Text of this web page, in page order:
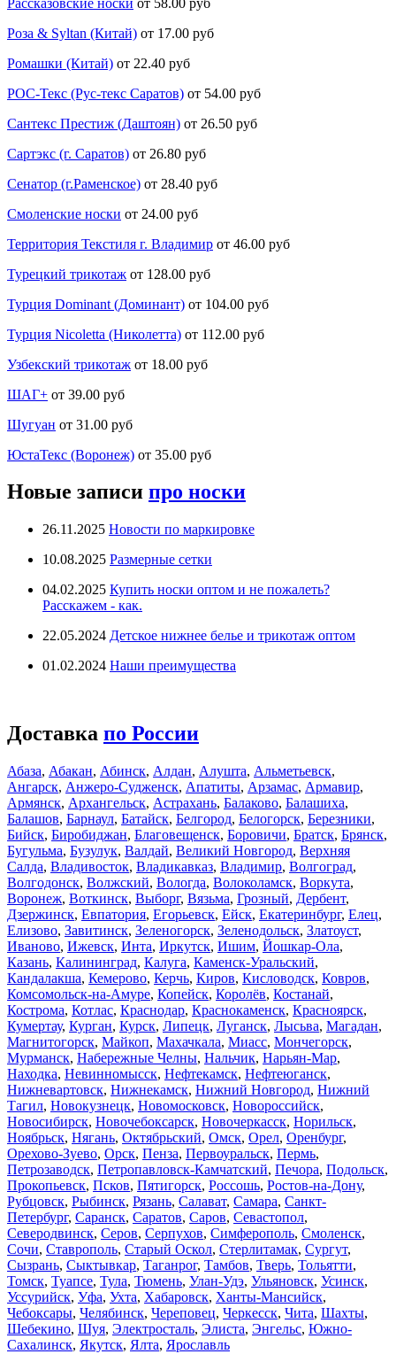
Роза & Syltan (Китай) от 17.00 руб
Ромашки (Китай) от 22.40 руб
РОС-Текс (Рус-текс Саратов) от 54.00 руб
Сантекс Престиж (Даштоян) от 26.50 руб
Сартэкс (г. Саратов) от 26.80 руб
Сенатор (г.Раменское) от 28.40 руб
Смоленские носки от 24.00 руб
Территория Текстиля г. Владимир от 46.00 руб
Турецкий трикотаж от 128.00 руб
Турция Dominant (Доминант) от 104.00 руб
Турция Nicoletta (Николетта) от 112.00 руб
Узбекский трикотаж от 18.00 руб
ШАГ+ от 39.00 руб
Шугуан от 31.00 руб
ЮстаТекс (Воронеж) от 35.00 руб
Новые записи про носки
26.11.2025 Новости по маркировке
10.08.2025 Размерные сетки
04.02.2025 Купить носки оптом и не пожалеть?
Расскажем - как.
22.05.2024 Детское нижнее белье и трикотаж оптом
01.02.2024 Наши преимущества
Доставка по России
Абаза, Абакан, Абинск, Алдан, Алушта, Альметьевск,
Ангарск, Анжеро-Судженск, Апатиты, Арзамас, Армавир,
Армянск, Архангельск, Астрахань, Балаково, Балашиха,
Балашов, Барнаул, Батайск, Белгород, Белогорск, Березники,
Бийск, Биробиджан, Благовещенск, Боровичи, Братск, Брянск,
Бугульма, Бузулук, Валдай, Великий Новгород, Верхняя
Салда, Владивосток, Владикавказ, Владимир, Волгоград,
Волгодонск, Волжский, Вологда, Волоколамск, Воркута,
Воронеж, Воткинск, Выборг, Вязьма, Грозный, Дербент,
Дзержинск, Евпатория, Егорьевск, Ейск, Екатеринбург, Елец,
Елизово, Завитинск, Зеленогорск, Зеленодольск, Златоуст,
Иваново, Ижевск, Инта, Иркутск, Ишим, Йошкар-Ола,
Казань, Калининград, Калуга, Каменск-Уральский,
Кандалакша, Кемерово, Керчь, Киров, Кисловодск, Ковров,
Комсомольск-на-Амуре, Копейск, Королёв, Костанай,
Кострома, Котлас, Краснодар, Краснокаменск, Красноярск,
Кумертау, Курган, Курск, Липецк, Луганск, Лысьва, Магадан,
Магнитогорск, Майкоп, Махачкала, Миасс, Мончегорск,
Мурманск, Набережные Челны, Нальчик, Нарьян-Мар,
Находка, Невинномысск, Нефтекамск, Нефтеюганск,
Нижневартовск, Нижнекамск, Нижний Новгород, Нижний
Тагил, Новокузнецк, Новомосковск, Новороссийск,
Новосибирск, Новочебоксарск, Новочеркасск, Норильск,
Ноябрьск, Нягань, Октябрьский, Омск, Орел, Оренбург,
Орехово-Зуево, Орск, Пенза, Первоуральск, Пермь,
Петрозаводск, Петропавловск-Камчатский, Печора, Подольск,
Прокопьевск, Псков, Пятигорск, Россошь, Ростов-на-Дону,
Рубцовск, Рыбинск, Рязань, Салават, Самара, Санкт-
Петербург, Саранск, Саратов, Саров, Севастопол,
Северодвинск, Серов, Серпухов, Симферополь, Смоленск,
Сочи, Ставрополь, Старый Оскол, Стерлитамак, Сургут,
Сызрань, Сыктывкар, Таганрог, Тамбов, Тверь, Тольятти,
Томск, Туапсе, Тула, Тюмень, Улан-Удэ, Ульяновск, Усинск,
Уссурийск, Уфа, Ухта, Хабаровск, Ханты-Мансийск,
Чебоксары, Челябинск, Череповец, Черкесск, Чита, Шахты,
Шебекино, Шуя, Электросталь, Элиста, Энгельс, Южно-
Сахалинск, Якутск, Ялта, Ярославль